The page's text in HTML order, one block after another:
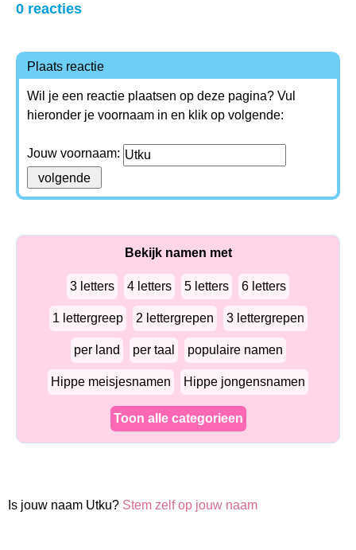
0 reacties
Plaats reactie
Wil je een reactie plaatsen op deze pagina? Vul
hieronder je voornaam in en klik op volgende:
Jouw voornaam:
Bekijk namen met
3 letters 4 letters 5 letters 6 letters
1 lettergreep 2 lettergrepen 3 lettergrepen
per land per taal populaire namen
Hippe meisjesnamen Hippe jongensnamen
Toon alle categorieen
Is jouw naam Utku? Stem zelf op jouw naam